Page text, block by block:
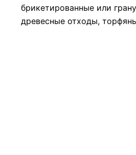
брикетированные или
древесные отходы,